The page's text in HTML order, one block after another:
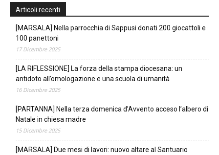
Articoli recenti
[MARSALA] Nella parrocchia di Sappusi donati 200 giocattoli e
100 panettoni
17 Dicembre 2025
[LA RIFLESSIONE] La forza della stampa diocesana: un
antidoto all’omologazione e una scuola di umanità
16 Dicembre 2025
[PARTANNA] Nella terza domenica d’Avvento acceso l’albero di
Natale in chiesa madre
15 Dicembre 2025
[MARSALA] Due mesi di lavori: nuovo altare al Santuario